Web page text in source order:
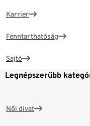
Karrier
Fenntarthatóság
Sajtó
Legnépszerűbb
Női divat